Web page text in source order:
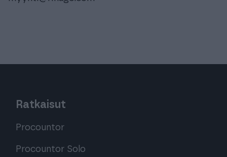
Ratkaisut
Procountor
Procountor Solo